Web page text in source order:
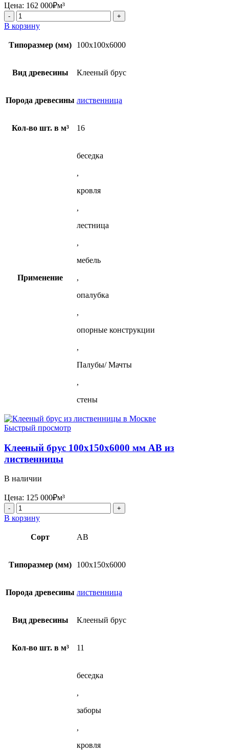
Цена: 162 000₽м³
Количество
товара
Клееный
брус
100x100x6000
из
лиственницы
В корзину
Типоразмер (мм) 100х100х6000
Вид древесины Клееный брус
Порода древесины лиственница
Кол-во шт. в м³ 16
Применение
беседка
,
кровля
,
лестница
,
мебель
,
опалубка
,
опорные конструкции
,
Палубы/ Мачты
,
стены
Быстрый просмотр
Клееный брус 100x150x6000 мм АВ из
лиственницы
В наличии
Цена: 125 000₽м³
Количество
товара
Клееный
брус
100x150x6000
АВ
В корзину
Сорт AB
Типоразмер (мм) 100x150x6000
Порода древесины лиственница
Вид древесины Клееный брус
Кол-во шт. в м³ 11
беседка
,
заборы
,
кровля